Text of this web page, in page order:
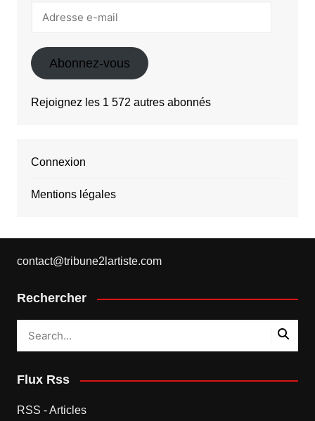
Abonnez-vous
Rejoignez les 1 572 autres abonnés
Connexion
Mentions légales
contact@tribune2lartiste.com
Rechercher
Flux Rss
RSS - Articles